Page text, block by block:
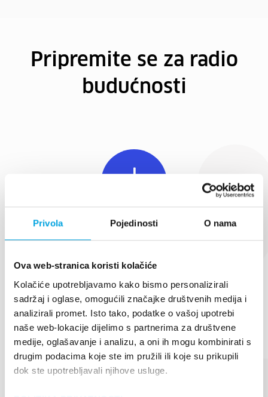
Privola Pojedinosti O nama
Ova web-stranica koristi kolačiće
Kolačiće upotrebljavamo kako bismo personalizirali
sadržaj i oglase, omogućili značajke društvenih medija i
analizirali promet. Isto tako, podatke o vašoj upotrebi
naše web-lokacije dijelimo s partnerima za društvene
medije, oglašavanje i analizu, a oni ih mogu kombinirati s
drugim podacima koje ste im pružili ili koje su prikupili
dok ste upotrebljavali njihove usluge.
Pripremite se za radio
budućnosti
Više od 98% stanovnika u dosegu DAB+ u
Hrvatskoj